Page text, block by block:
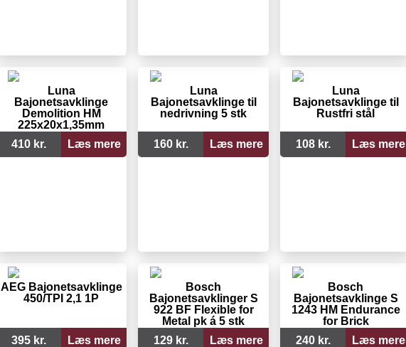
Luna
Bajonetsavklinge
Demolition HM
225x20x1,35mm
410 kr.
Læs mere
Luna
Bajonetsavklinge til
nedrivning 5 stk
160 kr. Læs mere
Luna
Bajonetsavklinge til
Rustfri stål
108 kr. Læs mere
AEG Bajonetsavklinge
450/TPI 2,1 1P
395 kr. Læs mere
Bosch
Bajonetsavklinger S
922 BF Flexible for
Metal pk á 5 stk
129 kr.
Læs mere
Bosch
Bajonetsavklinge S
1243 HM Endurance
for Brick
240 kr.
Læs mere